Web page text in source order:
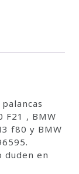
, BMW
f80 y BMW
duden en